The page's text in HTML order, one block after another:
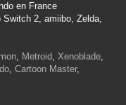
en France
2, amiibo, Zelda,
, Metroid, Xenoblade,
, Cartoon Master,